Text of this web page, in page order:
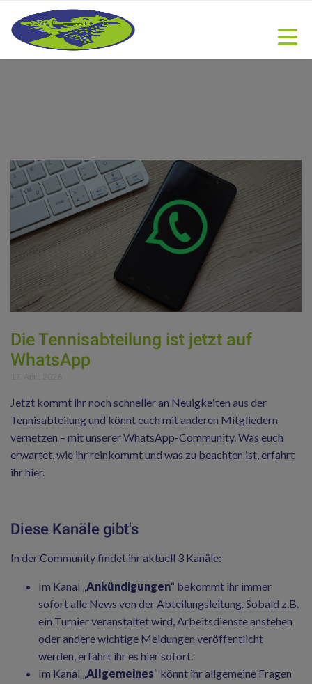
Die Tennisabteilung ist jetzt auf
WhatsApp
Jetzt kommt ihr noch schneller an Neuigkeiten aus der
Tennisabteilung und könnt euch mit anderen Mitgliedern
vernetzen – mit unserer WhatsApp-Community. Was euch
erwartet, wie ihr reinkommt und was zu beachten ist, erfahrt
ihr hier.
Diese Kanäle gibt's
In der Community findet ihr aktuell 3 Kanäle:
Im Kanal „ Ankündigungen“ bekommt ihr immer
sofort alle News von der Abteilungsleitung. Sobald z.B.
ein Turnier veranstaltet wird, Arbeitsdienste anstehen
oder andere wichtige Meldungen veröffentlicht
werden, erfahrt ihr es hier sofort.
Im Kanal „ Allgemeines“ könnt ihr allgemeine Fragen